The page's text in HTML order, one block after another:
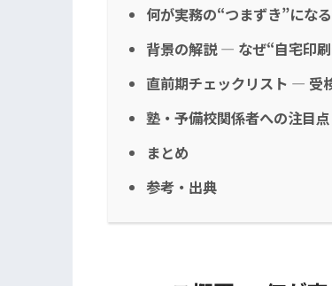
何が実務の“つまずき”にな
背景の解説 — なぜ“自宅印
直前期チェックリスト — 受
塾・予備校関係者への注目点
まとめ
参考・出典